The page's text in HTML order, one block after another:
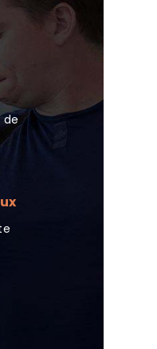
de
J'ai contacté